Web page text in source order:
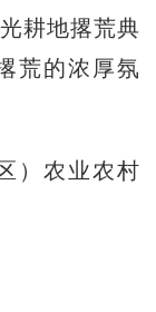
耕地撂荒典
荒的浓厚氛
）农业农村